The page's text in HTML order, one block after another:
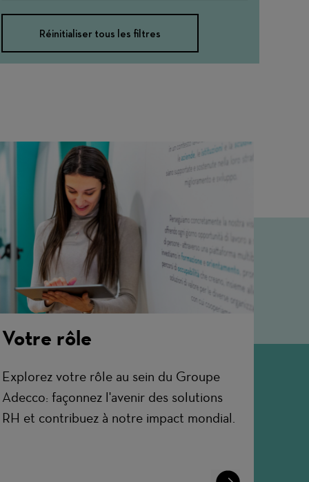
Réinitialiser tous les filtres
Votre rôle
Explorez votre rôle au sein du Groupe
Adecco: façonnez l'avenir des solutions
RH et contribuez à notre impact mondial.